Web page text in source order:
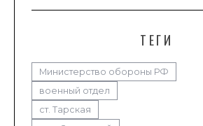
ТЕГИ
Министерство обороны РФ
военный отдел
ст. Тарская